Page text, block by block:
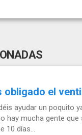
obligado el
ayudar un poquito
hay mucha gente
10 días...